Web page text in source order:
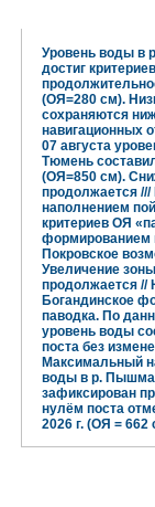
Уровень воды в
достиг
(ОЯ=280 см).
сохраняются
навигационных
07 августа
Тюмень
(ОЯ=850 см).
продолжается
наполнением
критериев ОЯ
формированием
Покровское
Увеличение
продолжается
Богандинское
паводка. По
уровень воды
поста без
Максимальный
воды в р. Пышма
зафиксирован
нулём поста
2026 г. (ОЯ = 662